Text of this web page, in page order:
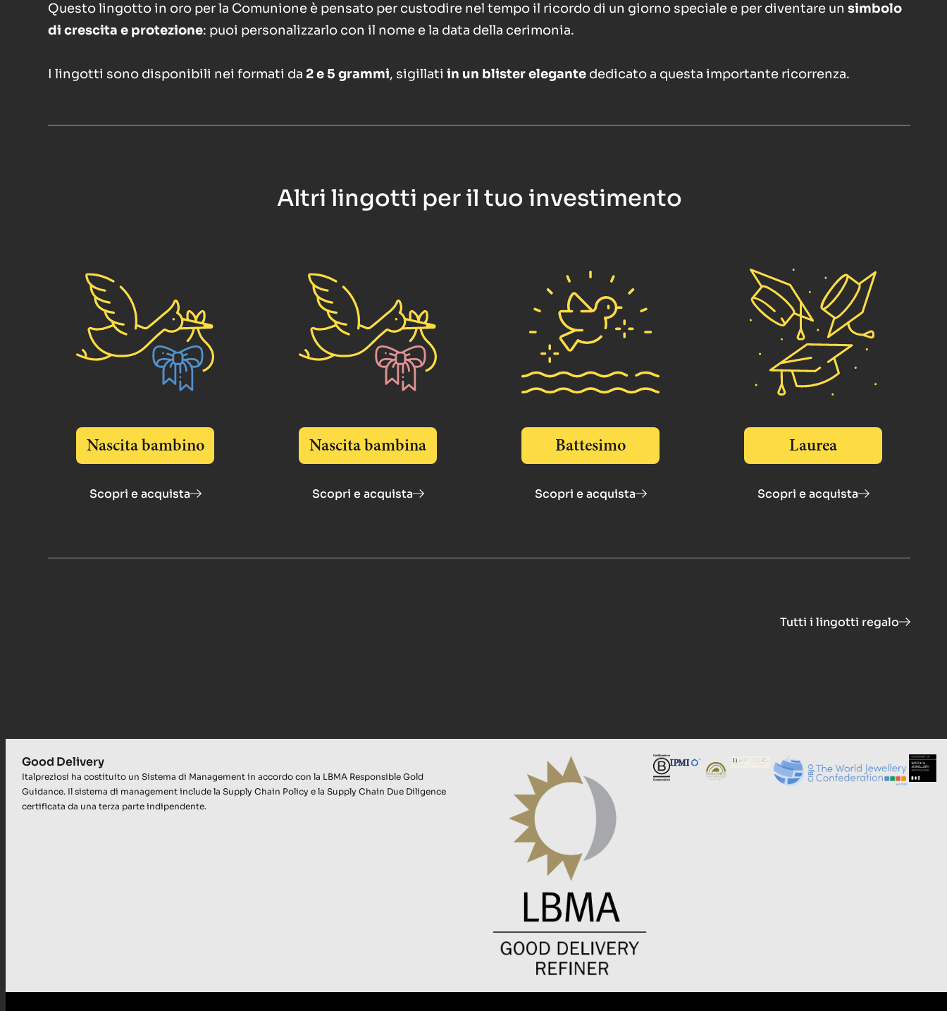
Questo lingotto in oro per la Comunione è pensato per custodire nel tempo il ricordo di un giorno speciale e per diventare un simbolo
di crescita e protezione: puoi personalizzarlo con il nome e la data della cerimonia.
I lingotti sono disponibili nei formati da 2 e 5 grammi, sigillati in un blister elegante dedicato a questa importante ricorrenza.
Altri lingotti per il tuo investimento
Nascita bambino
Scopri e acquista
Nascita bambina
Scopri e acquista
Battesimo
Scopri e acquista
Laurea
Scopri e acquista
Tutti i lingotti regalo
Good Delivery
Italpreziosi ha costituito un Sistema di Management in accordo con la LBMA Responsible Gold
Guidance. Il sistema di management include la Supply Chain Policy e la Supply Chain Due Diligence
certificata da una terza parte indipendente.